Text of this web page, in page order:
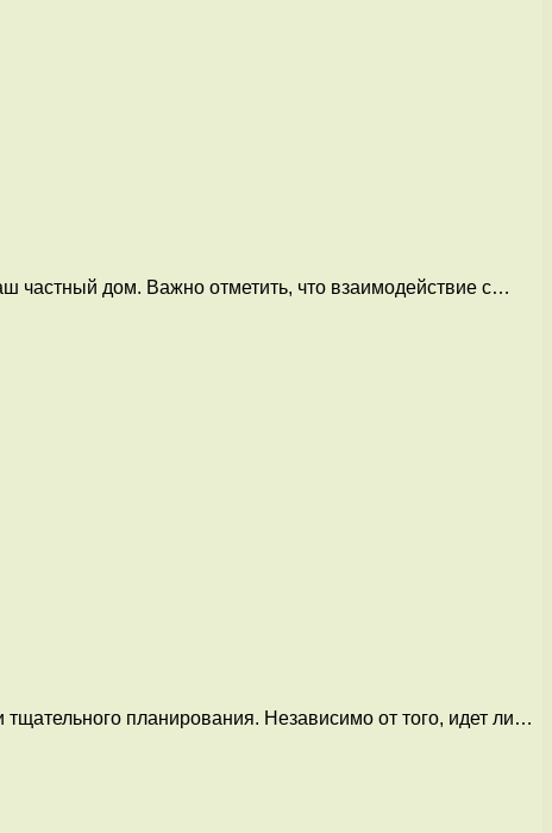
частный дом. Важно отметить, что взаимодействие с…
тщательного планирования. Независимо от того, идет ли…